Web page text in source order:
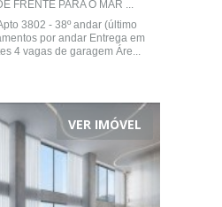
FRENTE PARA O MAR ...
3802 - 38º andar (último
por andar Entrega em
4 vagas de garagem Áre...
VER IMÓVEL